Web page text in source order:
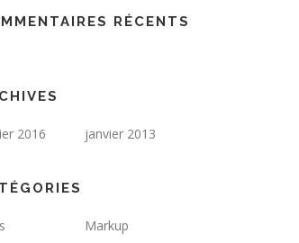
RÉCENTS
2016 janvier 2013
Markup